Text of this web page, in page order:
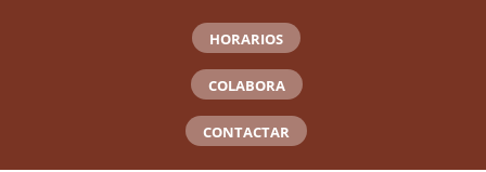
HORARIOS
COLABORA
CONTACTAR